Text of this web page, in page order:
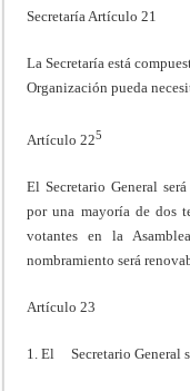
Secretaría Artículo 21
La Secretaría está
Organización pueda
Artículo 225
El Secretario General
por una mayoría de dos
votantes en la
nombramiento será
Artículo 23
1. El Secretario General